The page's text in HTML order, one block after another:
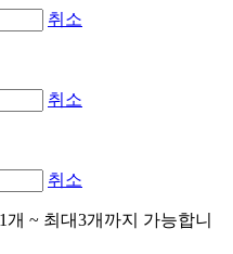
취소
취소
취소
~ 최대3개까지 가능합니